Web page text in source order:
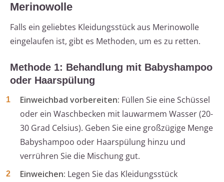
Merinowolle
Falls ein geliebtes Kleidungsstück aus Merinowolle
eingelaufen ist, gibt es Methoden, um es zu retten.
Methode 1: Behandlung mit Babyshampoo
oder Haarspülung
Einweichbad vorbereiten: Füllen Sie eine Schüssel
oder ein Waschbecken mit lauwarmem Wasser (20-
30 Grad Celsius). Geben Sie eine großzügige Menge
Babyshampoo oder Haarspülung hinzu und
verrühren Sie die Mischung gut.
Einweichen: Legen Sie das Kleidungsstück